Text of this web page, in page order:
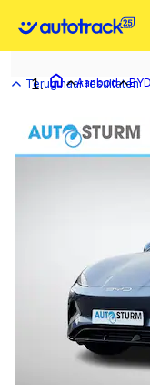
Terug naar resultaten
Aanbod BYD